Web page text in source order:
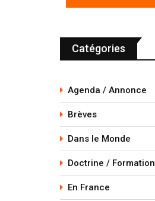
Catégories
Agenda / Annonce
Brèves
Dans le Monde
Doctrine / Formation
En France